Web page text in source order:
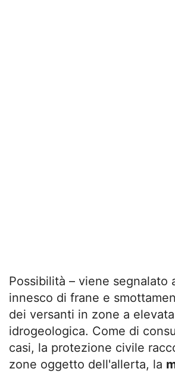
Possibilità – viene segnalato
innesco di frane e
dei versanti in zone a
idrogeologica. Come di
casi, la protezione civile
zone oggetto dell'allerta, la